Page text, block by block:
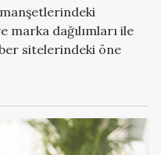
dağılımları ile
sitelerindeki öne